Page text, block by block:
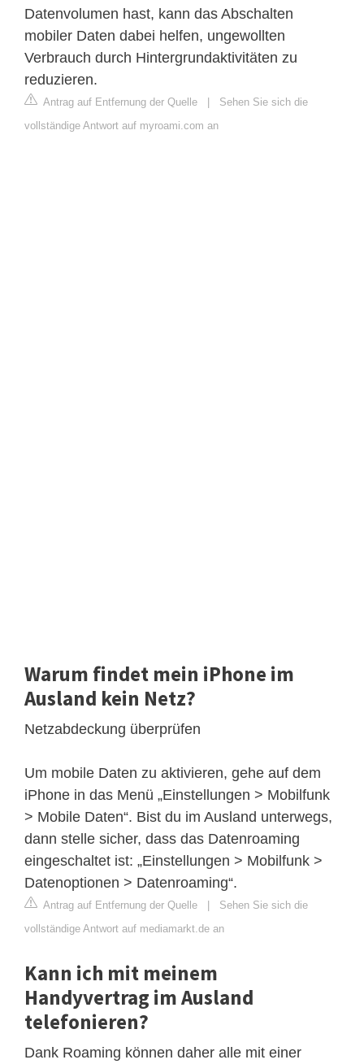
Datenvolumen hast, kann das Abschalten
mobiler Daten dabei helfen, ungewollten
Verbrauch durch Hintergrundaktivitäten zu
reduzieren.
Antrag auf Entfernung der Quelle | Sehen Sie sich die
vollständige Antwort auf myroami.com an
Warum findet mein iPhone im
Ausland kein Netz?
Netzabdeckung überprüfen
Um mobile Daten zu aktivieren, gehe auf dem
iPhone in das Menü „Einstellungen > Mobilfunk
> Mobile Daten“. Bist du im Ausland unterwegs,
dann stelle sicher, dass das Datenroaming
eingeschaltet ist: „Einstellungen > Mobilfunk >
Datenoptionen > Datenroaming“.
Antrag auf Entfernung der Quelle | Sehen Sie sich die
vollständige Antwort auf mediamarkt.de an
Kann ich mit meinem
Handyvertrag im Ausland
telefonieren?
Dank Roaming können daher alle mit einer